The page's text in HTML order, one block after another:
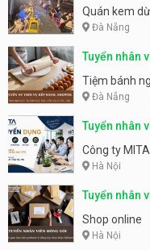
Quán kem
Đà Nẵng
Tuyển nhân
Tiệm bánh
Đà Nẵng
Tuyển nhân
parttime,
Công ty MITA
Hà Nội
Tuyển nhân
Shop online
Hà Nội